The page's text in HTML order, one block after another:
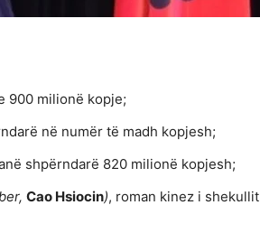
900 milionë kopje;
në numër të madh kopjesh;
shpërndarë 820 milionë kopjesh;
Cao Hsiocin), roman kinez i shekullit